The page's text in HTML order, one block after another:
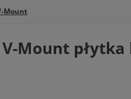
Mount
V-Mount